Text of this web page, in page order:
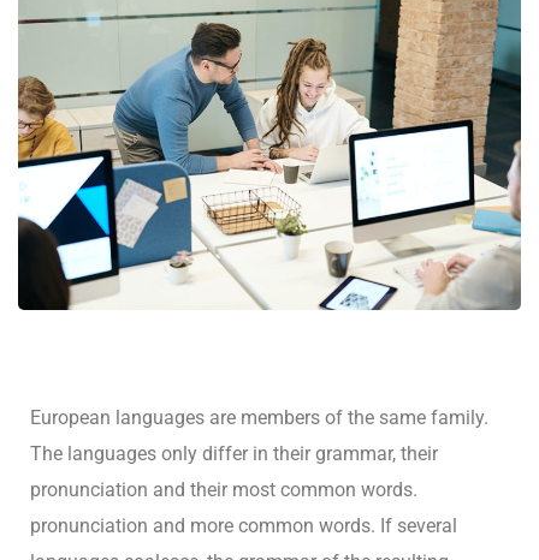
European languages are members of the same family.
The languages only differ in their grammar, their
pronunciation and their most common words.
pronunciation and more common words. If several